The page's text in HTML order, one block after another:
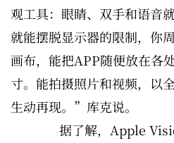
观工具：眼睛、双手和语音
就能摆脱显示器的限制，你
画布，能把APP随便放在各
寸。能拍摄照片和视频，以
生动再现。”库克说。
据了解，Apple